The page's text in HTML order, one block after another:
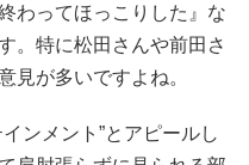
わってほっこりした』な
。特に松田さんや前田さ
見が多いですよね。
ンメント”とアピールし